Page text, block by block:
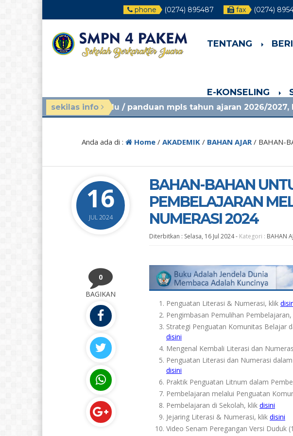
phone (0274) 895487 fax (0274)
TENTANG
E-KONSELING
sekilas info
yang lalu/ panduan mpls tahun ajaran 2026/2027, lihat di
Anda ada di : Home/ AKADEMIK/ BAHAN AJAR/ BAHAN-
16
JUL 2024
BAHAN-BAHAN
PEMBELAJARAN
NUMERASI 2024
Diterbitkan : Selasa, 16 Jul 2024- Kategori : BAHAN
0
BAGIKAN
Penguatan Literasi & Numerasi, klik
Pengimbasan Pemulihan Pembelajaran,
Strategi Penguatan Komunitas Belajar
disini
Mengenal Kembali Literasi dan
Penguatan Literasi dan Numerasi
disini
Praktik Penguatan Litnum dalam
Pembelajaran melalui Penguatan
Pembelajaran di Sekolah, klik disini
Jejaring Literasi & Numerasi, klik disini
Video Senam Peregangan Versi Duduk